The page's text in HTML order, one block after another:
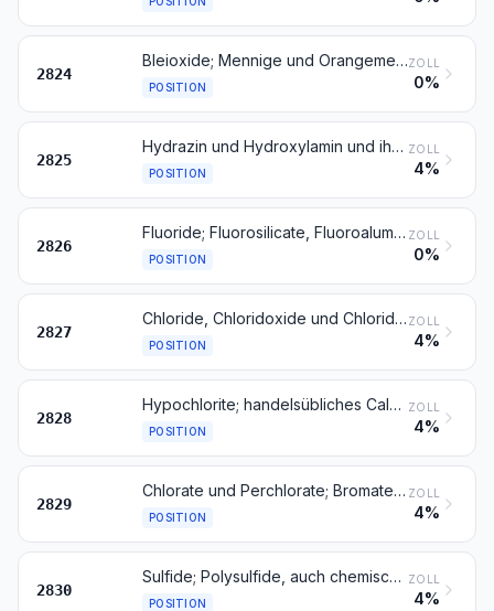
2824
Bleioxide; Mennige und Orangemennige
POSITION
ZOLL
0%
2825
Hydrazin und Hydroxylamin und ihre anorganischen Salze; andere anorganische Basen; andere Metalloxide, -hydroxide und -peroxide
POSITION
ZOLL
4%
2826
Fluoride; Fluorosilicate, Fluoroaluminate und andere komplexe Fluorosalze
POSITION
ZOLL
0%
2827
Chloride, Chloridoxide und Chloridhydroxide; Bromide und Bromidoxide; Iodide und Iodidoxide
POSITION
ZOLL
4%
2828
Hypochlorite; handelsübliches Calciumhypochlorit; Chlorite; Hypobromite
POSITION
ZOLL
4%
2829
Chlorate und Perchlorate; Bromate und Perbromate; Iodate und Periodate
POSITION
ZOLL
4%
2830
Sulfide; Polysulfide, auch chemisch nicht einheitlich
POSITION
ZOLL
4%